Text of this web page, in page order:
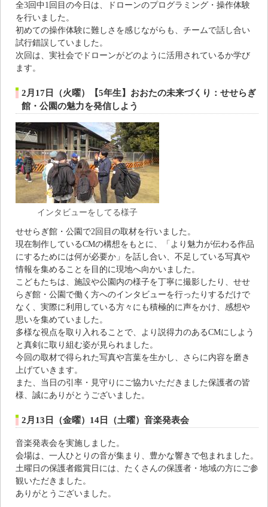
全3回中1回目の今日は、ドローンのプログラミング・操作体験
を行いました。
初めての操作体験に難しさを感じながらも、チームで話し合い
試行錯誤していました。
次回は、実社会でドローンがどのように活用されているか学び
ます。
2月17日（火曜）【5年生】おおたの未来づくり：せせらぎ
館・公園の魅力を発信しよう
インタビューをしてる様子
せせらぎ館・公園で2回目の取材を行いました。
現在制作しているCMの構想をもとに、「より魅力が伝わる作品
にするためには何が必要か」を話し合い、不足している写真や
情報を集めることを目的に現地へ向かいました。
こどもたちは、施設や公園内の様子を丁寧に撮影したり、せせ
らぎ館・公園で働く方へのインタビューを行ったりするだけで
なく、実際に利用している方々にも積極的に声をかけ、感想や
思いを集めていました。
多様な視点を取り入れることで、より説得力のあるCMにしよう
と真剣に取り組む姿が見られました。
今回の取材で得られた写真や言葉を生かし、さらに内容を磨き
上げていきます。
また、当日の引率・見守りにご協力いただきました保護者の皆
様、誠にありがとうございました。
2月13日（金曜）14日（土曜）音楽発表会
音楽発表会を実施しました。
会場は、一人ひとりの音が集まり、豊かな響きで包まれました。
土曜日の保護者鑑賞日には、たくさんの保護者・地域の方にご参
観いただきました。
ありがとうございました。